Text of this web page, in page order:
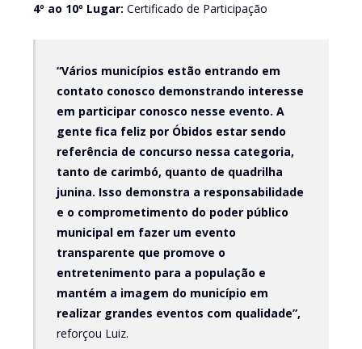
4º ao 10º Lugar: Certificado de Participação
“Vários municípios estão entrando em
contato conosco demonstrando interesse
em participar conosco nesse evento. A
gente fica feliz por Óbidos estar sendo
referência de concurso nessa categoria,
tanto de carimbó, quanto de quadrilha
junina. Isso demonstra a responsabilidade
e o comprometimento do poder público
municipal em fazer um evento
transparente que promove o
entretenimento para a população e
mantém a imagem do município em
realizar grandes eventos com qualidade”,
reforçou Luiz.